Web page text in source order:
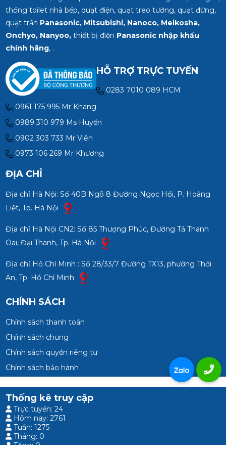
thống toilet nhà bếp, quạt điện, quạt treo tường, quạt đứng,
quạt trần Panasonic, Mitsubishi, Nanoco, Meikosha,
Onchyo, Nanyoo,thiết bị điện Panasonic nhập khẩu
chính hãng, .
HỖ TRỢ TRỰC TUYẾN
0283 7010 089 HCM
0961 175 995 Mr Khang
0989 310 979 Ms Huyền
0902 303 733 Mr Viên
0973 106 269 Mr Khương
ĐỊA CHỈ
Địa chỉ Hà Nội: Số 40B Ngõ 8 Đường Ngọc Hồi, P. Hoàng
Liệt, Tp. Hà Nội
Địa chỉ Hà Nội CN2: Số 85 Thượng Phúc, Đường Tả Thanh
Oai, Đại Thanh, Tp. Hà Nội
Địa chỉ Hồ Chí Minh : Số 28/33/7 Đường TX13, phường Thới
An, Tp. Hồ Chí Minh
CHÍNH SÁCH
Chính sách thanh toán
Chính sách chung
Chính sách quyền riêng tư
Chính sách bảo hành
Thống kê truy cập
Trực tuyến: 24
Hôm nay: 2761
Tuần: 1275
Tháng: 0
Tổng: 0